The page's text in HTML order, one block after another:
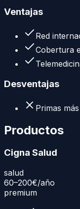
Ventajas
Red
Cobertura
Desventajas
Primas
Productos
Cigna Salud
salud
60–200€/año
premium